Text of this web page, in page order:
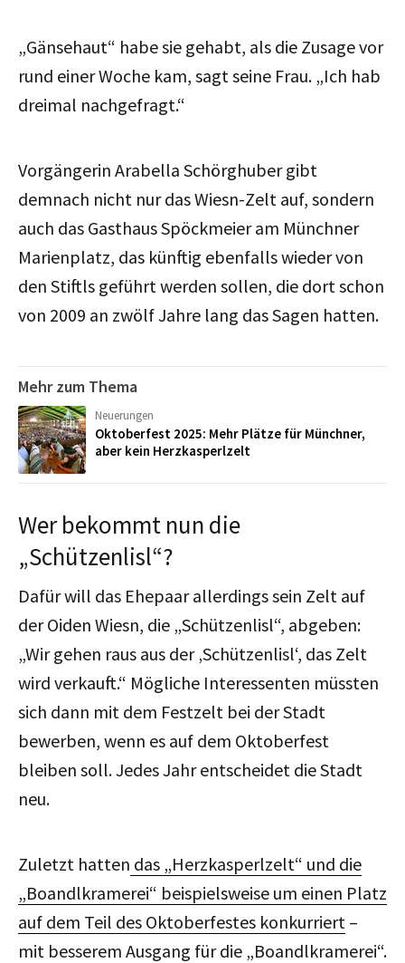
„Gänsehaut“ habe sie gehabt, als die Zusage vor
rund einer Woche kam, sagt seine Frau. „Ich hab
dreimal nachgefragt.“
Vorgängerin Arabella Schörghuber gibt
demnach nicht nur das Wiesn-Zelt auf, sondern
auch das Gasthaus Spöckmeier am Münchner
Marienplatz, das künftig ebenfalls wieder von
den Stiftls geführt werden sollen, die dort schon
von 2009 an zwölf Jahre lang das Sagen hatten.
Mehr zum Thema
Neuerungen
Oktoberfest 2025: Mehr Plätze für Münchner,
aber kein Herzkasperlzelt
Wer bekommt nun die
„Schützenlisl“?
Dafür will das Ehepaar allerdings sein Zelt auf
der Oiden Wiesn, die „Schützenlisl“, abgeben:
„Wir gehen raus aus der ‚Schützenlisl‘, das Zelt
wird verkauft.“ Mögliche Interessenten müssten
sich dann mit dem Festzelt bei der Stadt
bewerben, wenn es auf dem Oktoberfest
bleiben soll. Jedes Jahr entscheidet die Stadt
neu.
Zuletzt hatten das „Herzkasperlzelt“ und die
„Boandlkramerei“ beispielsweise um einen Platz
auf dem Teil des Oktoberfestes konkurriert –
mit besserem Ausgang für die „Boandlkramerei“.